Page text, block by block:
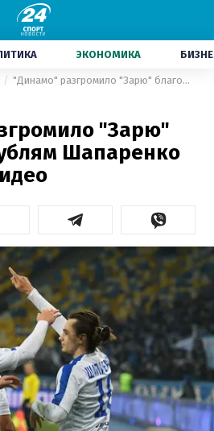
ЭКОНОМИКА
"Динамо" разгромило "Зарю" благодаря дублям Шапаренко и Вербича: видео
"Зарю"
Шапаренко